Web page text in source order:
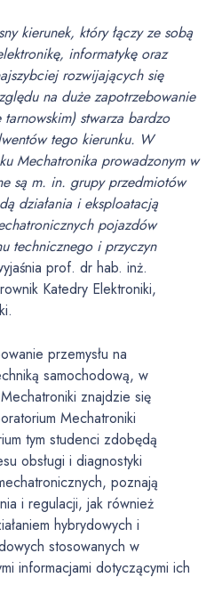
kierunek, który łączy ze sobą
informatykę oraz
rozwijających się
na duże zapotrzebowanie
stwarza bardzo
tego kierunku. W
Mechatronika prowadzonym w
są m. in. grupy przedmiotów
działania i eksploatacją
pojazdów
technicznego i przyczyn
prof. dr hab. inż.
Katedry Elektroniki,
przemysłu na
samochodową, w
znajdzie się
Mechatroniki
tym studenci zdobędą
obsługi i diagnostyki
poznają
i regulacji, jak również
hybrydowych i
stosowanych w
informacjami dotyczącymi ich